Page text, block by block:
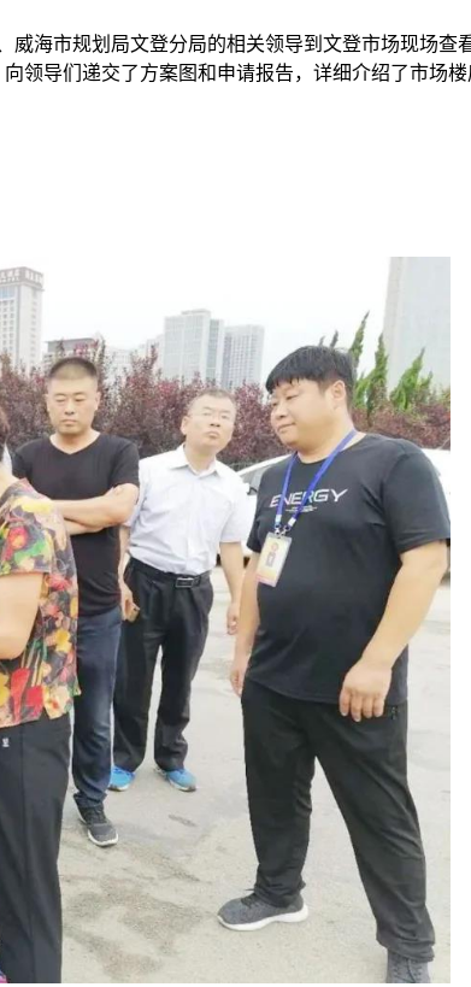
海市规划局文登分局的相关领导到文登市场现场
领导们递交了方案图和申请报告，详细介绍了市场